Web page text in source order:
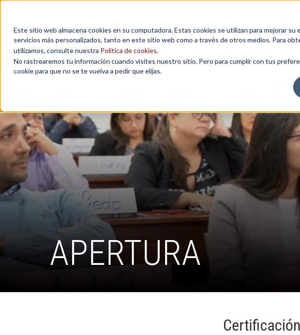
Este sitio web almacena cookies en su computadora. Estas cookies se utilizan para mejorar
servicios más personalizados, tanto en este sitio web como a través de otros medios. Para
utilizamos, consulte nuestra Política de cookies.
No rastrearemos tu información cuando visites nuestro sitio. Pero para cumplir con tus
cookie para que no se te vuelva a pedir que elijas.
APERTURA